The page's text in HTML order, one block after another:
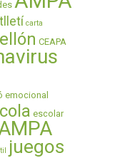
carta
CEAPA
emocional
escolar
juegos